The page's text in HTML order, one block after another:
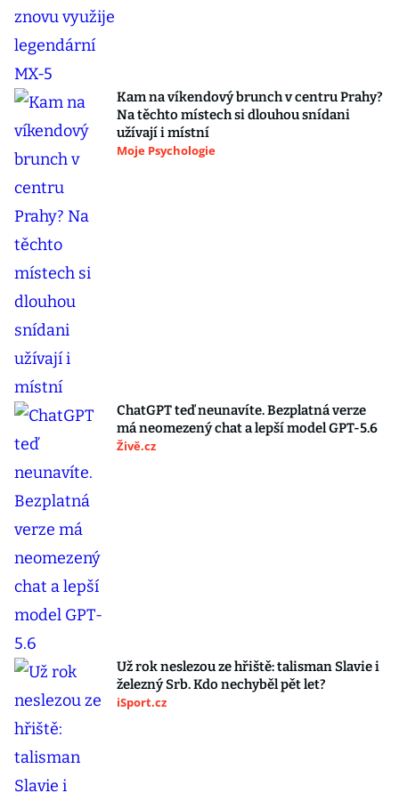
Kam na víkendový brunch v centru Prahy?
Na těchto místech si dlouhou snídani
užívají i místní
Moje Psychologie
ChatGPT teď neunavíte. Bezplatná verze
má neomezený chat a lepší model GPT-5.6
Živě.cz
Už rok neslezou ze hřiště: talisman Slavie i
železný Srb. Kdo nechyběl pět let?
iSport.cz